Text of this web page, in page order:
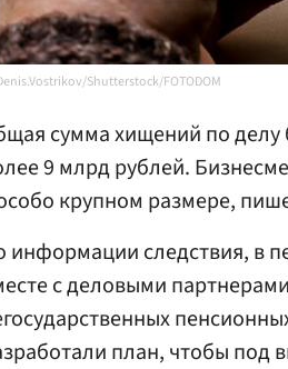
Shutterstock/FOTODOM
сумма хищений по делу
9 млрд рублей.
крупном размере,
информации следствия, в
с деловыми
план, чтобы под